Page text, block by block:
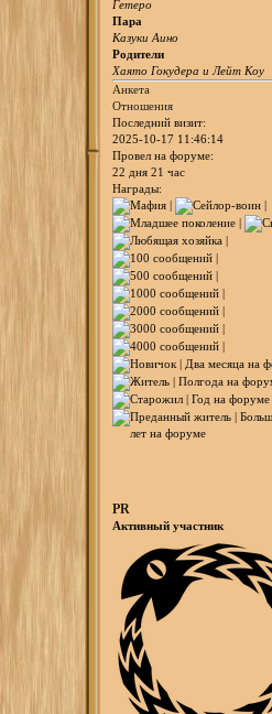
Гетеро
Пара
Казуки Аино
Родители
Хаято Гокудера и Лейт Коу
Анкета
Отношения
Последний визит:
2025-10-17 11:46:14
Провел на форуме:
22 дня 21 час
Награды:
PR
Активный участник